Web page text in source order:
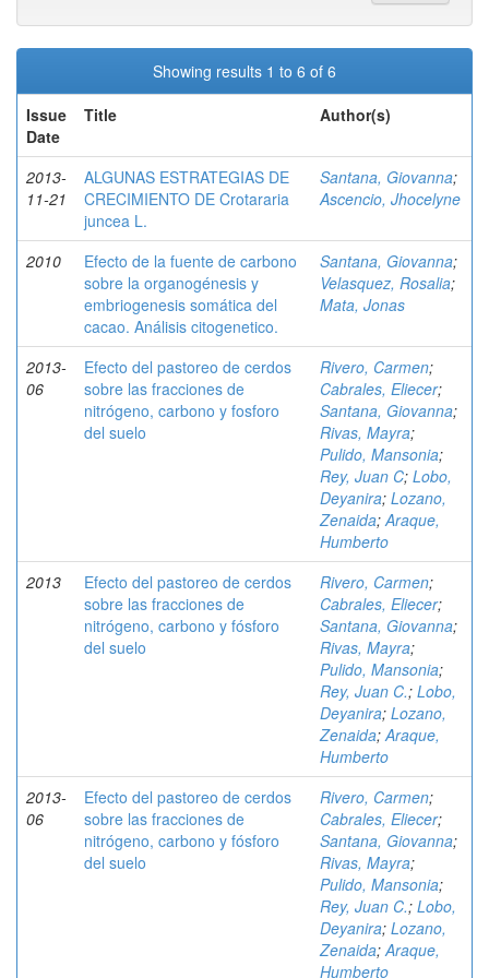
Showing results 1 to 6 of 6
Issue
Date
Title Author(s)
2013-
11-21
ALGUNAS ESTRATEGIAS DE
CRECIMIENTO DE Crotararia
juncea L.
Santana, Giovanna;
Ascencio, Jhocelyne
2010
Efecto de la fuente de carbono
sobre la organogénesis y
embriogenesis somática del
cacao. Análisis citogenetico.
Santana, Giovanna;
Velasquez, Rosalia;
Mata, Jonas
2013-
06
Efecto del pastoreo de cerdos
sobre las fracciones de
nitrógeno, carbono y fosforo
del suelo
Rivero, Carmen;
Cabrales, Eliecer;
Santana, Giovanna;
Rivas, Mayra;
Pulido, Mansonia;
Rey, Juan C; Lobo,
Deyanira; Lozano,
Zenaida;Araque,
Humberto
2013
Efecto del pastoreo de cerdos
sobre las fracciones de
nitrógeno, carbono y fósforo
del suelo
Rivero, Carmen;
Cabrales, Eliecer;
Santana, Giovanna;
Rivas, Mayra;
Pulido, Mansonia;
Rey, Juan C.; Lobo,
Deyanira; Lozano,
Zenaida;Araque,
Humberto
2013-
06
Efecto del pastoreo de cerdos
sobre las fracciones de
nitrógeno, carbono y fósforo
del suelo
Rivero, Carmen;
Cabrales, Eliecer;
Santana, Giovanna;
Rivas, Mayra;
Pulido, Mansonia;
Rey, Juan C.; Lobo,
Deyanira; Lozano,
Zenaida;Araque,
Humberto